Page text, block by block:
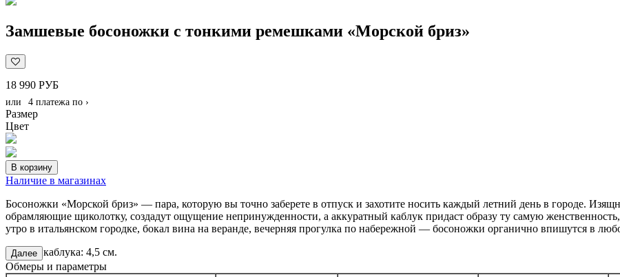
Замшевые босоножки с тонкими ремешками «Морской бриз»
18 990 РУБ
или 4 платежа по ›
Размер
Цвет
В корзину
Наличие в магазинах
Босоножки «Морской бриз» — пара, которую вы точно заберете в отпуск и захотите носить каждый летний день в городе.
обрамляющие щиколотку, создадут ощущение непринужденности, а аккуратный каблук придаст образу ту самую
утро в итальянском городке, бокал вина на веранде, вечерняя прогулка по набережной — босоножки органично впишутся в
Высота каблука: 4,5 см.
Далее
Обмеры и параметры